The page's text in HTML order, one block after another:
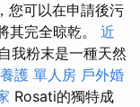
您可以在申請後污
其完全晾乾。 近
我粉末是一種天然
護 單人房 戶外婚
Rosati的獨特成